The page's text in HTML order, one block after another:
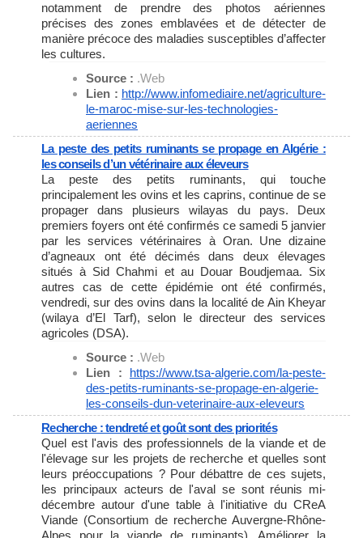
notamment de prendre des photos aériennes
précises des zones emblavées et de détecter de
manière précoce des maladies susceptibles d’affecter
les cultures.
Source : .Web
Lien : http://www.infomediaire.net/agriculture-
le-maroc-mise-sur-les-technologies-
aeriennes
La peste des petits ruminants se propage en Algérie :
les conseils d’un vétérinaire aux éleveurs
La peste des petits ruminants, qui touche
principalement les ovins et les caprins, continue de se
propager dans plusieurs wilayas du pays. Deux
premiers foyers ont été confirmés ce samedi 5 janvier
par les services vétérinaires à Oran. Une dizaine
d’agneaux ont été décimés dans deux élevages
situés à Sid Chahmi et au Douar Boudjemaa. Six
autres cas de cette épidémie ont été confirmés,
vendredi, sur des ovins dans la localité de Ain Kheyar
(wilaya d’El Tarf), selon le directeur des services
agricoles (DSA).
Source : .Web
Lien : https://www.tsa-algerie.com/la-peste-
des-petits-ruminants-se-propage-en-algerie-
les-conseils-dun-veterinaire-aux-eleveurs
Recherche : tendreté et goût sont des priorités
Quel est l'avis des professionnels de la viande et de
l'élevage sur les projets de recherche et quelles sont
leurs préoccupations ? Pour débattre de ces sujets,
les principaux acteurs de l'aval se sont réunis mi-
décembre autour d'une table à l'initiative du CReA
Viande (Consortium de recherche Auvergne-Rhône-
Alpes pour la viande de ruminants). Améliorer la